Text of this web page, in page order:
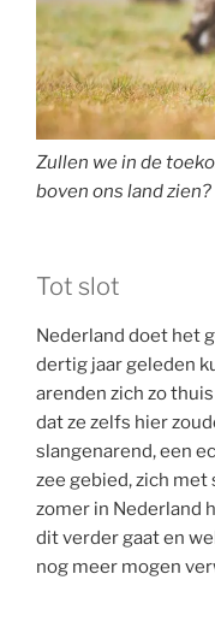
Zullen we in de
boven ons land zien?
Tot slot
Nederland doet het
dertig jaar geleden
arenden zich zo
dat ze zelfs hier
slangenarend, een
zee gebied, zich
zomer in Nederland
dit verder gaat en
nog meer mogen